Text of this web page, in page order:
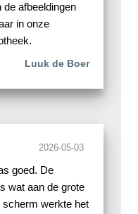
afbeeldingen
in onze
Luuk de Boer
2026-05-03
goed. De
wat aan de grote
scherm werkte het